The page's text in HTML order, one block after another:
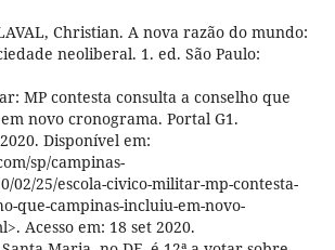
Christian. A nova razão do mundo:
neoliberal. 1. ed. São Paulo:
MP contesta consulta a conselho que
novo cronograma. Portal G1.
Disponível em:
sp/campinas-
02/25/escola-civico-militar-mp-contesta-
que-campinas-incluiu-em-novo-
Acesso em: 18 set 2020.